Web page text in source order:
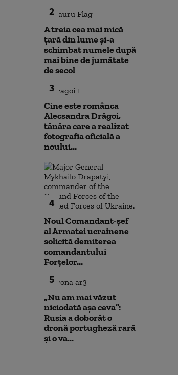
2
A treia cea mai mică
țară din lume și-a
schimbat numele după
mai bine de jumătate
de secol
3
Cine este românca
Alecsandra Drăgoi,
tânăra care a realizat
fotografia oficială a
noului...
4
Noul Comandant-șef
al Armatei ucrainene
solicită demiterea
comandantului
Forțelor...
5
„Nu am mai văzut
niciodată așa ceva”:
Rusia a doborât o
dronă portugheză rară
și o va...